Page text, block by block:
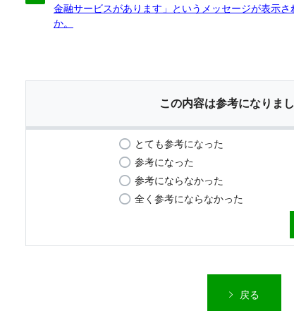
金融サービスがあります」というメッセージが表示
か。
この内容は参考になりま
とても参考になった
参考になった
参考にならなかった
全く参考にならなかった
戻る